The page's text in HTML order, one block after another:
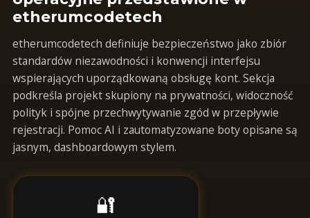
etherumcodetech
etherumcodetech definiuje bezpieczeństwo jako zbiór
standardów niezawodności i konwencji interfejsu
wspierających uporządkowaną obsługę kont. Sekcja
podkreśla projekt skupiony na prywatności, widoczność
polityk i spójne przechwytywanie zgód w przepływie
rejestracji. Pomoc AI i zautomatyzowane boty opisane są
jasnym, dashboardowym stylem.
🔐